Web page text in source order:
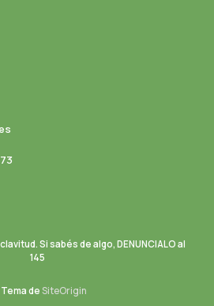
Si sabés de algo, DENUNCIALO al
145
Tema deSiteOrigin